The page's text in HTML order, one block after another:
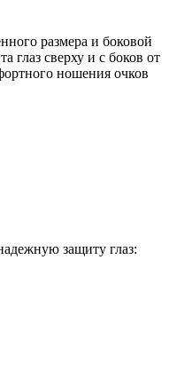
размера и боковой
глаз сверху и с боков от
ношения очков
защиту глаз: